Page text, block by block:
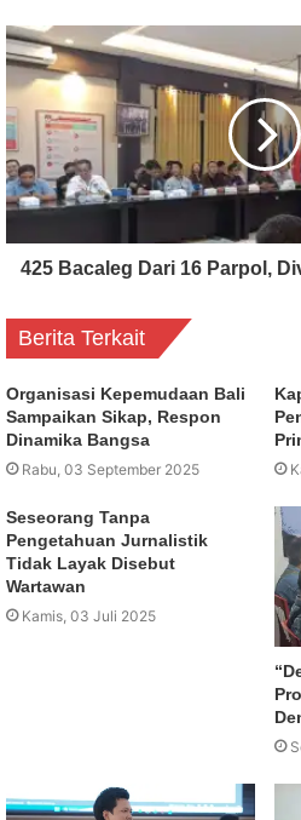
425 Bacaleg Dari 16 Parpol,
Berita Terkait
Organisasi Kepemudaan Bali
Sampaikan Sikap, Respon
Dinamika Bangsa
Rabu, 03 September 2025
Seseorang Tanpa
Pengetahuan Jurnalistik
Tidak Layak Disebut
Wartawan
Kamis, 03 Juli 2025